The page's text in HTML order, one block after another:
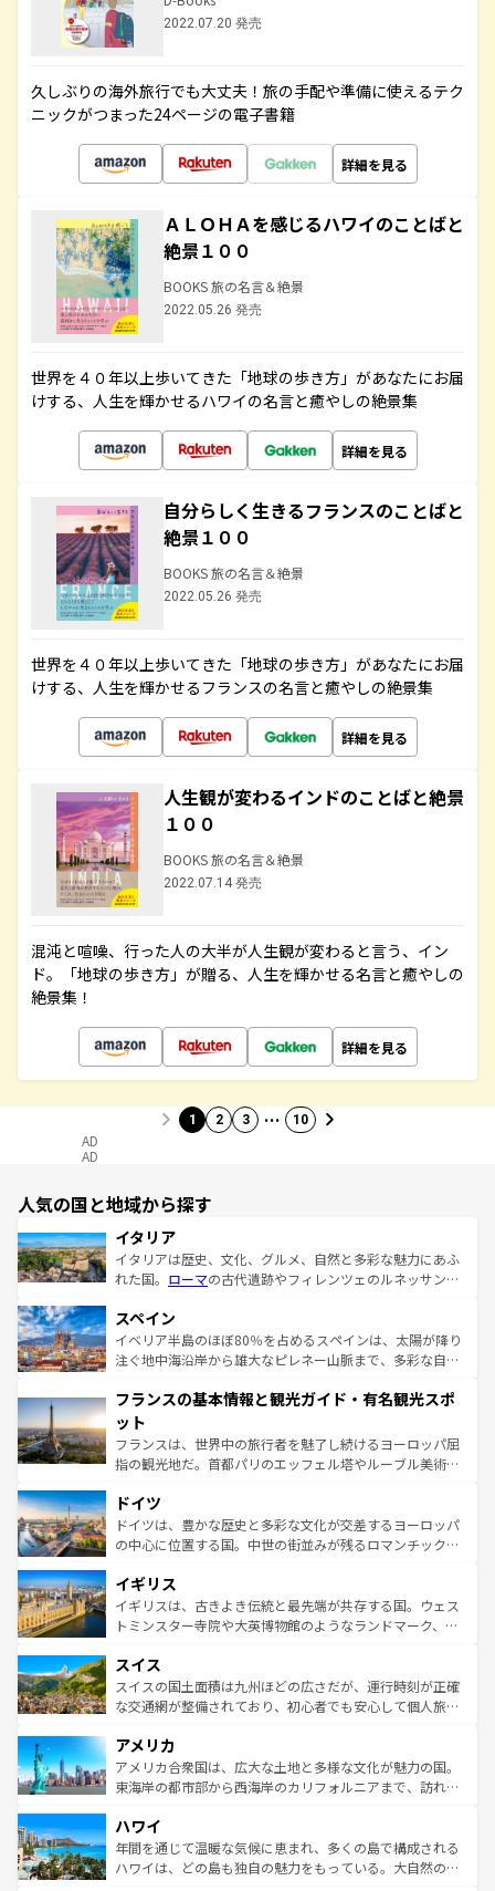
2022.07.20 発売
久しぶりの海外旅行でも大丈夫！旅の手配や準備に使えるテク
ニックがつまった24ページの電子書籍
詳細を見る
ＡＬＯＨＡを感じるハワイのことばと
絶景１００
BOOKS 旅の名言＆絶景
2022.05.26 発売
世界を４０年以上歩いてきた「地球の歩き方」があなたにお届
けする、人生を輝かせるハワイの名言と癒やしの絶景集
詳細を見る
自分らしく生きるフランスのことばと
絶景１００
BOOKS 旅の名言＆絶景
2022.05.26 発売
世界を４０年以上歩いてきた「地球の歩き方」があなたにお届
けする、人生を輝かせるフランスの名言と癒やしの絶景集
詳細を見る
人生観が変わるインドのことばと絶景
１００
BOOKS 旅の名言＆絶景
2022.07.14 発売
混沌と喧噪、行った人の大半が人生観が変わると言う、イン
ド。「地球の歩き方」が贈る、人生を輝かせる名言と癒やしの
絶景集！
詳細を見る
1 2 3 … 10
AD
AD
人気の国と地域から探す
イタリア
イタリアは歴史、文化、グルメ、自然と多彩な魅力にあふ
れた国。 ローマの古代遺跡やフィレンツェのルネッサンス
ろん、トスカーナの美しい田園風景やアマルフィ海岸の絶
景など、自然景観も見逃せない。観光の合間には、本場の
ピザやパスタなど、絶品のイタリア料理を堪能することも
ませてくれるイタリアで、忘れられない旅をしてみよう！
なお、新着のイタリア情報は
しい。
スペイン
イベリア半島のほぼ80％を占めるスペインは、太陽が降り
注ぐ地中海沿岸から雄大なピレネー山脈まで、多彩な自然
文化が根付くこの国では、情熱的なフラメンコ、熱気あふ
れる闘牛、そして美味しいタパスが生活の一部となってい
る。首都マドリードの洗練された雰囲気や、バルセロナの
アートに溢れた街角から、地方では古代ローマ遺跡や中世
せる。地方によって風土や気候が異なるスペインはその個
性で訪れる人を魅了する。 なお、新着のスペイン情報は コ
ンテンツ一覧を参照してほしい。
フランスの基本情報と観光ガイド・有名観光スポ
ット
フランスは、世界中の旅行者を魅了し続けるヨーロッパ屈
指の観光地だ。首都パリのエッフェル塔やルーブル美術館
で、幅広い魅力が詰まっている。華麗な宮殿、歴史的な大
聖堂、美しいビーチ、そして豊かな自然が、訪れる者を心
から魅了する。また、フランスは美食の国としても知ら
いる。シャンパンの発祥地であるランス、プロヴァンスの
香り高いラベンダー畑など、多彩な楽しみ方が可能だ。さ
らに、パリ以外の地域にも魅力が溢れており、どの街角に
れる地方に足を運ぶとそれぞれで全く異なる文化を体験で
きるだろう。 なお、新着のフランス情報はコンテンツ一覧
を参照してほしい。
ドイツ
ドイツは、豊かな歴史と多彩な文化が交差するヨーロッパ
の中心に位置する国。中世の街並みが残るロマンチック街
顔を持つこの国は、どこを歩いても飽きることがない。ベ
ルリンの文化的活気、バイエルン州のアルプスの絶景、そ
してライン川沿いのワイン畑といった風景は必見。ビール
は、お酒好きな人にはぜひ体験してほしい。 なお、新着の
ドイツ情報はコンテンツ一覧を参照してほしい。
イギリス
イギリスは、古きよき伝統と最先端が共存する国。ウェス
トミンスター寺院や大英博物館のようなランドマーク、歴
リアごとに異なる魅力がある。また、優雅なアフタヌーン
ティー、ビール好きにはたまらない英国パブ、サッカー観
戦など、本場だからこそできる体験も豊富。イギリスを旅
ンツ一覧を参照してほしい。
スイス
スイスの国土面積は九州ほどの広さだが、運行時刻が正確
な交通網が整備されており、初心者でも安心して個人旅行
の建物がそのまま残る町や、スイスならではのユニークな
博物館もあり、アルプス観光だけでなく町歩きも満喫する
ことができる。国民の所得が高いため物価も高いが、旅行
ば市内交通費無料で観光を楽しむこともできる。 なお、新
着のスイス情報はコンテンツ一覧 を参照してほしい。
アメリカ
アメリカ合衆国は、広大な土地と多様な文化が魅力の国。
東海岸の都市部から西海岸のカリフォルニアまで、訪れる
のような巨大都市は、観光、ショッピング、エンターテイ
ンメントが詰まった刺激的なスポットだ。一方、アメリカ
西部には大自然が広がり、グランドキャニオンやイエロー
ハワイ
年間を通じて温暖な気候に恵まれ、多くの島で構成される
ハワイは、どの島も独自の魅力をもっている。大自然の神